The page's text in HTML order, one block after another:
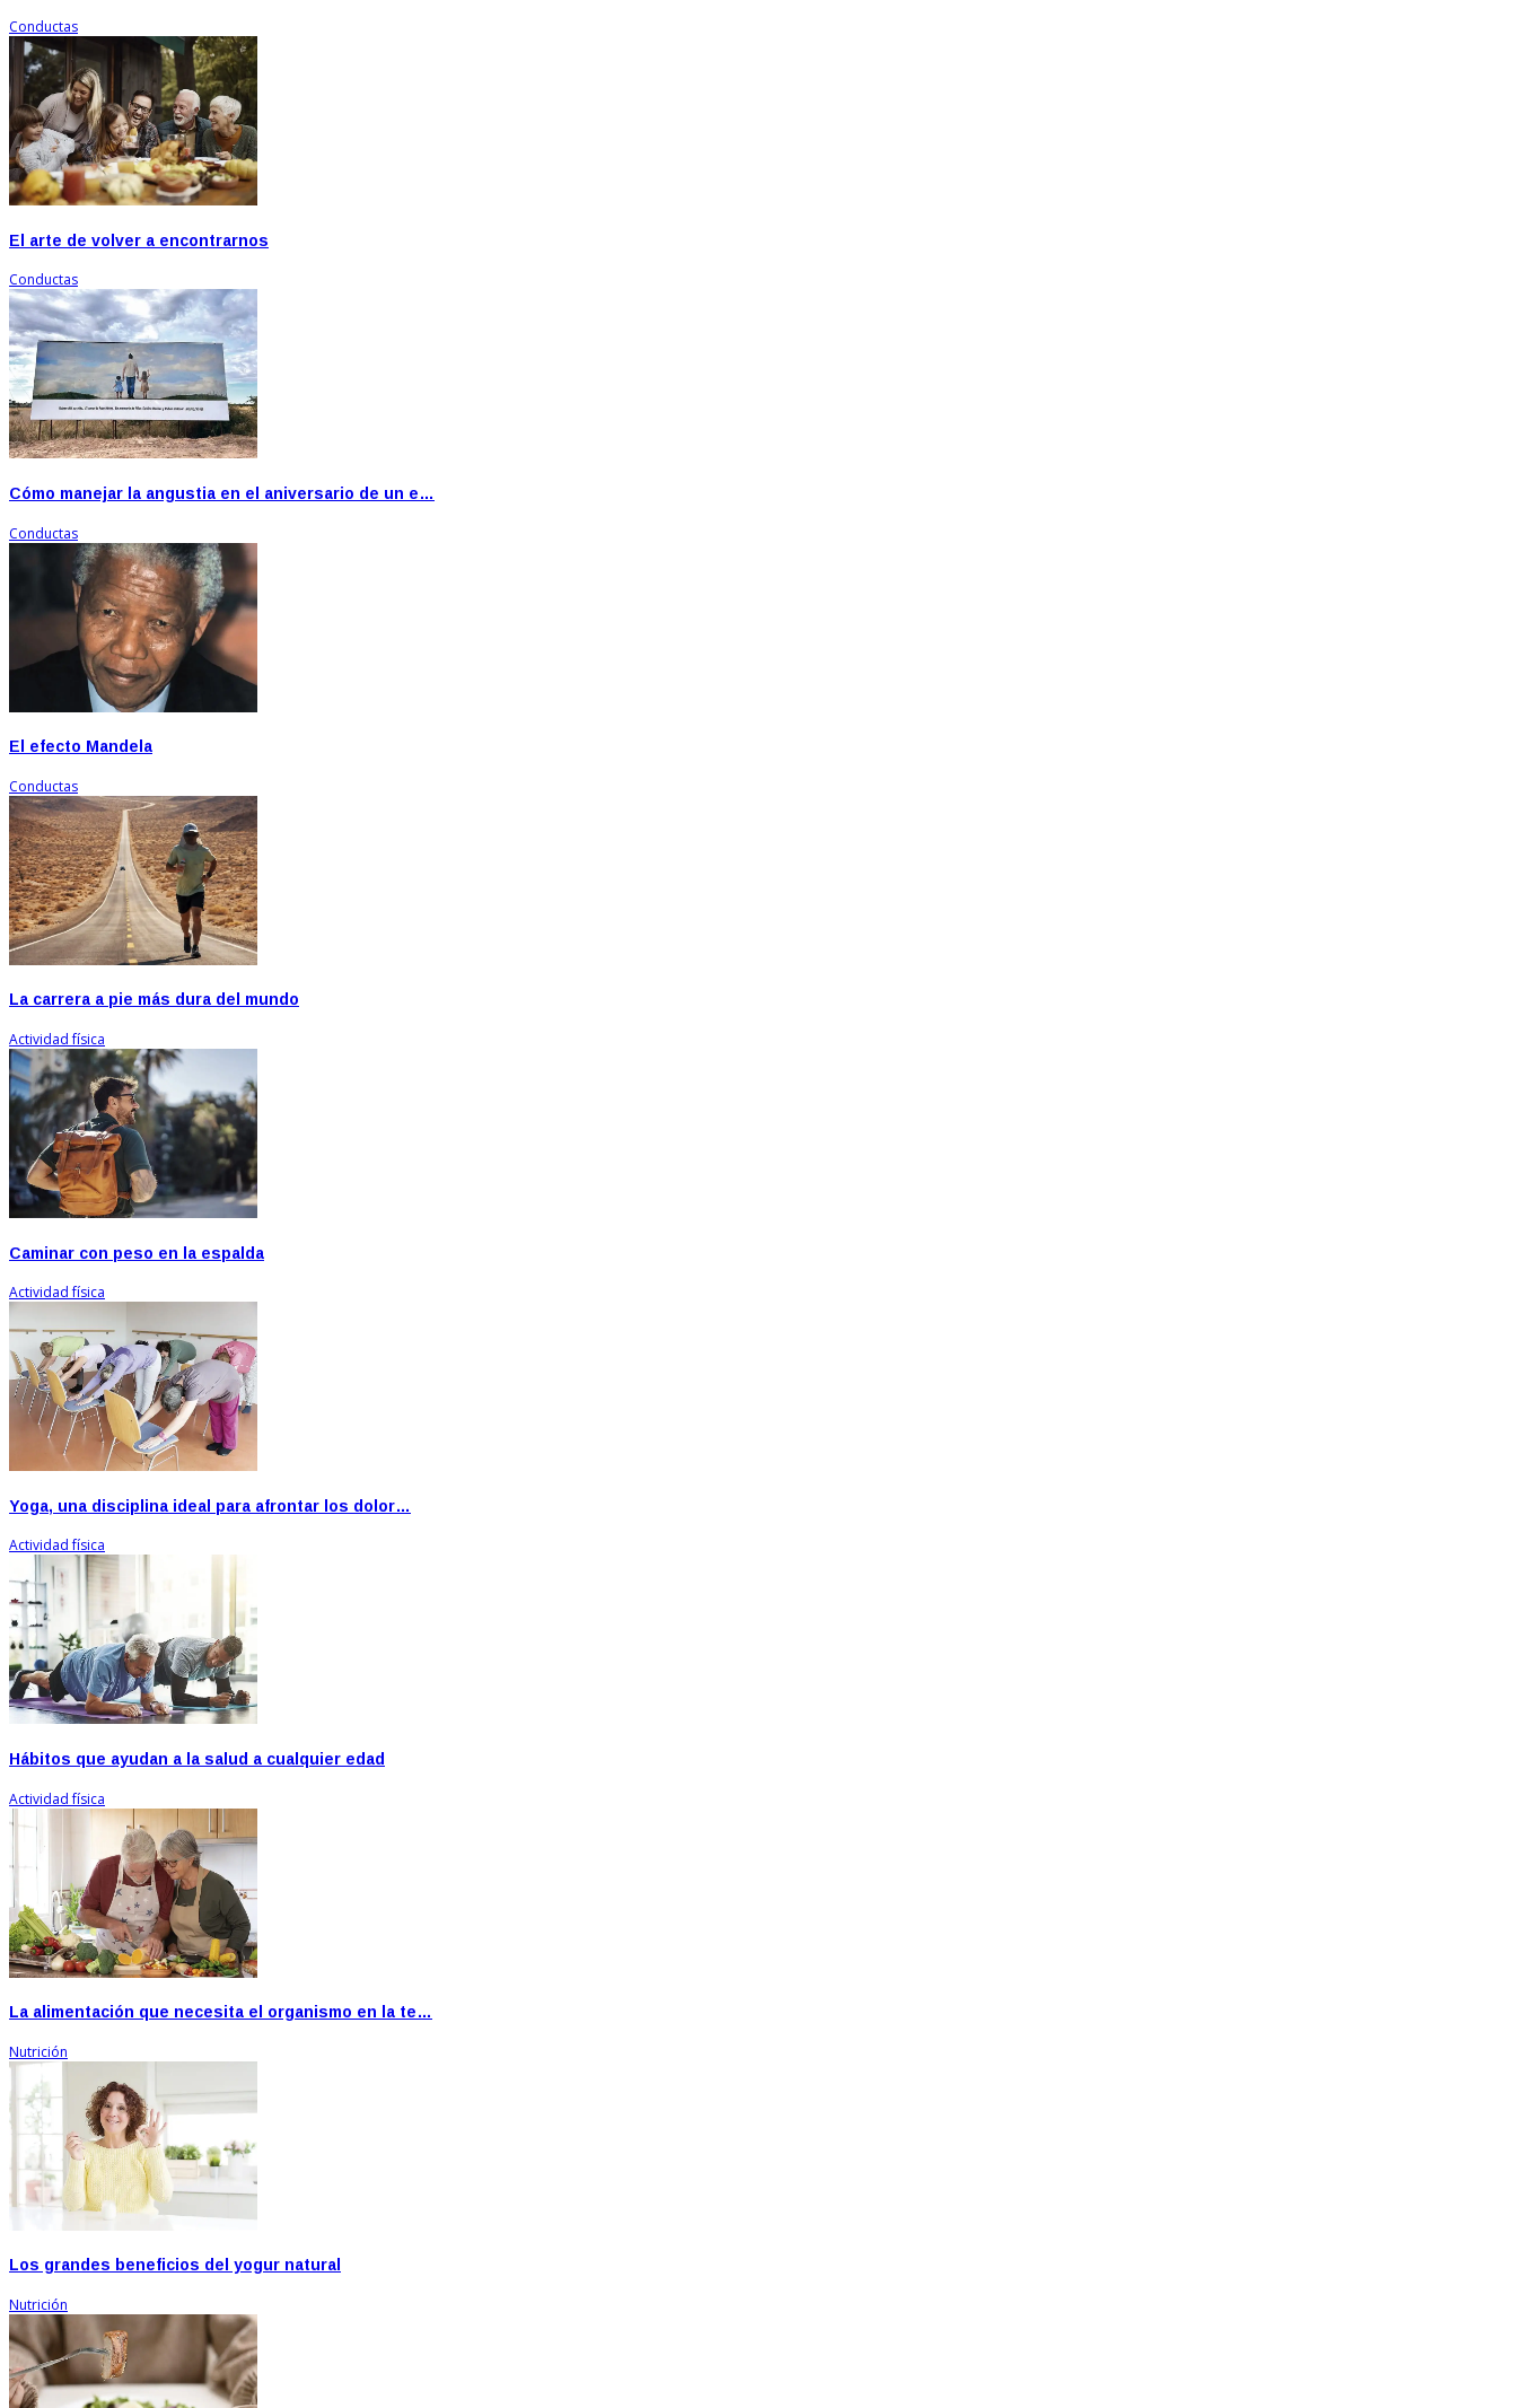
Conductas
El arte de volver a encontrarnos
Conductas
Cómo manejar la angustia en el aniversario de un e…
Conductas
El efecto Mandela
Conductas
La carrera a pie más dura del mundo
Actividad física
Caminar con peso en la espalda
Actividad física
Yoga, una disciplina ideal para afrontar los dolor…
Actividad física
Hábitos que ayudan a la salud a cualquier edad
Actividad física
La alimentación que necesita el organismo en la te…
Nutrición
Los grandes beneficios del yogur natural
Nutrición